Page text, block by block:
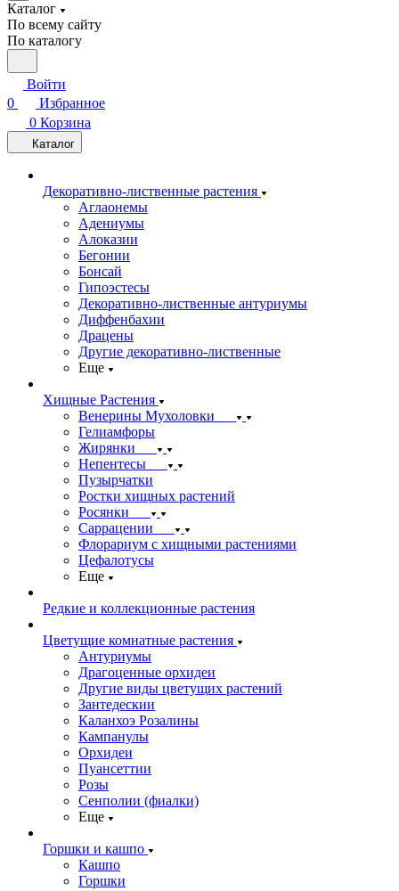
Каталог
По всему сайту
По каталогу
Войти
0
Избранное
0 Корзина
Каталог
Декоративно-лиственные растения
Аглаонемы
Адениумы
Алоказии
Бегонии
Бонсай
Гипоэстесы
Декоративно-лиственные антуриумы
Диффенбахии
Драцены
Другие декоративно-лиственные
Еще
Хищные Растения
Венерины Мухоловки
Гелиамфоры
Жирянки
Непентесы
Пузырчатки
Ростки хищных растений
Росянки
Саррацении
Флорариум с хищными растениями
Цефалотусы
Еще
Редкие и коллекционные растения
Цветущие комнатные растения
Антуриумы
Драгоценные орхидеи
Другие виды цветущих растений
Зантедескии
Каланхоэ Розалины
Кампанулы
Орхидеи
Пуансеттии
Розы
Сенполии (фиалки)
Еще
Горшки и кашпо
Кашпо
Горшки